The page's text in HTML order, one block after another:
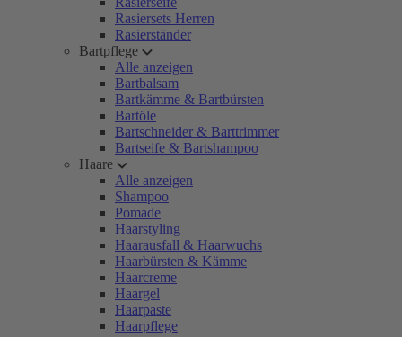
Rasiersets Herren
Rasierständer
Bartpflege
Alle anzeigen
Bartbalsam
Bartkämme & Bartbürsten
Bartöle
Bartschneider & Barttrimmer
Bartseife & Bartshampoo
Haare
Alle anzeigen
Shampoo
Pomade
Haarstyling
Haarausfall & Haarwuchs
Haarbürsten & Kämme
Haarcreme
Haargel
Haarpaste
Haarpflege